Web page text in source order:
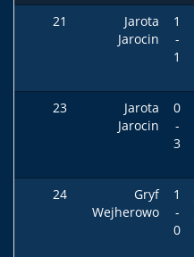
21
Jarota
Jarocin
1
-
1
23
Jarota
Jarocin
0
-
3
24
Gryf
Wejherowo
1
-
0